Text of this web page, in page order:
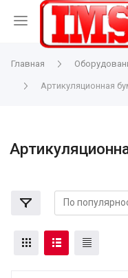
Главная
Артикуляционная